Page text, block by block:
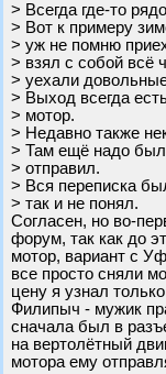
> Всегда где-то
> Вот к примеру
> уж не помню
> взял с собой всё
> уехали
> Выход всегда
> мотор.
> Недавно также
> Там ещё надо
> отправил.
> Вся переписка
> так и не понял.
Согласен, но во-
форум, так как до
мотор, вариант с
все просто сняли
цену я узнал
Филипыч - мужик
сначала был в
на вертолётный
мотора ему